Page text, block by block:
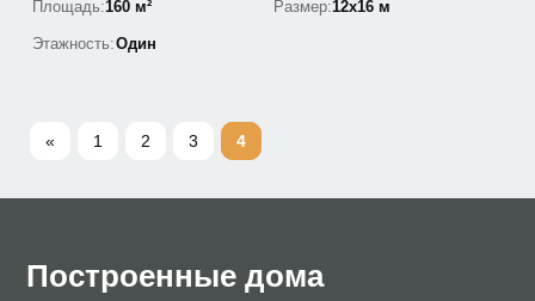
Площадь:160 м² Размер:12х16 м
Этажность:Один
« 1 2 3 4
Построенные дома